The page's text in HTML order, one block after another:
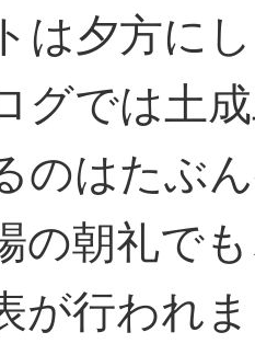
は夕方に
グでは土
のはたぶ
の朝礼で
が行われ